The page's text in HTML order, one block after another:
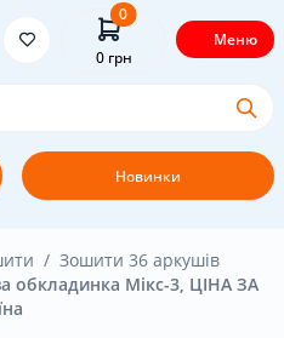
Новинки
0
0грн
Меню
Зошити 36 аркушів
обкладинка Мікс-3, ЦІНА ЗА